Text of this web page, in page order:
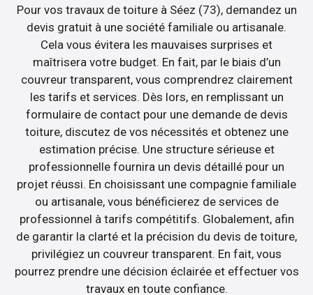
Pour vos travaux de toiture à Séez (73), demandez un
devis gratuit à une société familiale ou artisanale.
Cela vous évitera les mauvaises surprises et
maîtrisera votre budget. En fait, par le biais d’un
couvreur transparent, vous comprendrez clairement
les tarifs et services. Dès lors, en remplissant un
formulaire de contact pour une demande de devis
toiture, discutez de vos nécessités et obtenez une
estimation précise. Une structure sérieuse et
professionnelle fournira un devis détaillé pour un
projet réussi. En choisissant une compagnie familiale
ou artisanale, vous bénéficierez de services de
professionnel à tarifs compétitifs. Globalement, afin
de garantir la clarté et la précision du devis de toiture,
privilégiez un couvreur transparent. En fait, vous
pourrez prendre une décision éclairée et effectuer vos
travaux en toute confiance.